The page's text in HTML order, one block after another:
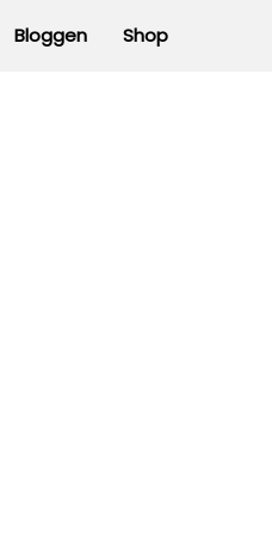
Bloggen Shop